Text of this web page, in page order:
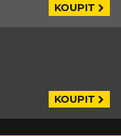
KOUPIT
KOUPIT